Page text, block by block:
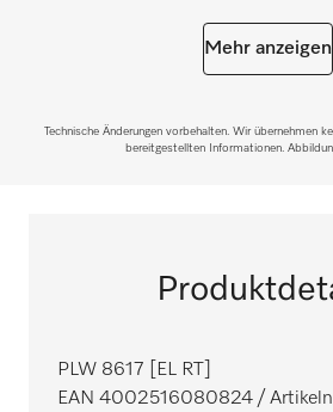
Mehr anzeigen
Technische Änderungen vorbehalten. Wir übernehmen
bereitgestellten Informationen.
PLW 8617 [EL RT]
EAN 4002516080824 /